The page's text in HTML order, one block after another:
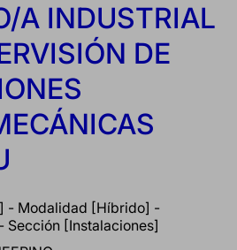
A INDUSTRIAL
DE
- Modalidad [Híbrido] -
[Instalaciones]